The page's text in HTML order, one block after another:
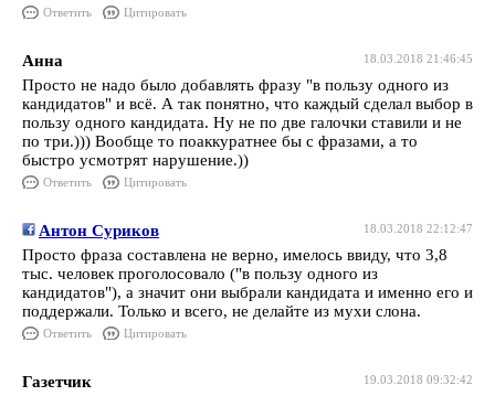
Ответить Цитировать
18.03.2018 21:46:45
Анна
Просто не надо было добавлять фразу "в пользу одного из
кандидатов" и всё. А так понятно, что каждый сделал выбор в
пользу одного кандидата. Ну не по две галочки ставили и не
по три.))) Вообще то поаккуратнее бы с фразами, а то
быстро усмотрят нарушение.))
Ответить Цитировать
18.03.2018 22:12:47
Антон Суриков
Просто фраза составлена не верно, имелось ввиду, что 3,8
тыс. человек проголосовало ("в пользу одного из
кандидатов"), а значит они выбрали кандидата и именно его и
поддержали. Только и всего, не делайте из мухи слона.
Ответить Цитировать
19.03.2018 09:32:42
Газетчик